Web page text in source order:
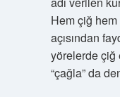
Hem çiğ
açısından
yörelerde çiğ
“çağla” da